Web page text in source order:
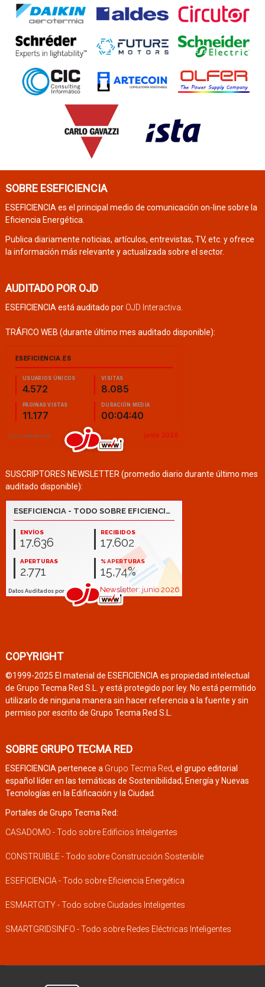
SOBRE ESEFICIENCIA
ESEFICIENCIA es el principal medio de comunicación on-line sobre la
Eficiencia Energética.
Publica diariamente noticias, artículos, entrevistas, TV, etc. y ofrece
la información más relevante y actualizada sobre el sector.
AUDITADO POR OJD
ESEFICIENCIA está auditado por OJD Interactiva
TRÁFICO WEB (durante último mes auditado disponible):
SUSCRIPTORES NEWSLETTER (promedio diario durante último mes
auditado disponible):
COPYRIGHT
©1999-2025 El material de ESEFICIENCIA es propiedad intelectual
de Grupo Tecma Red S.L. y está protegido por ley. No está permitido
utilizarlo de ninguna manera sin hacer referencia a la fuente y sin
permiso por escrito de Grupo Tecma Red S.L.
SOBRE GRUPO TECMA RED
ESEFICIENCIA pertenece a Grupo Tecma Red, el grupo editorial
español líder en las temáticas de Sostenibilidad, Energía y Nuevas
Tecnologías en la Edificación y la Ciudad.
Portales de Grupo Tecma Red:
CASADOMO - Todo sobre Edificios Inteligentes
CONSTRUIBLE - Todo sobre Construcción Sostenible
ESEFICIENCIA - Todo sobre Eficiencia Energética
ESMARTCITY - Todo sobre Ciudades Inteligentes
SMARTGRIDSINFO - Todo sobre Redes Eléctricas Inteligentes